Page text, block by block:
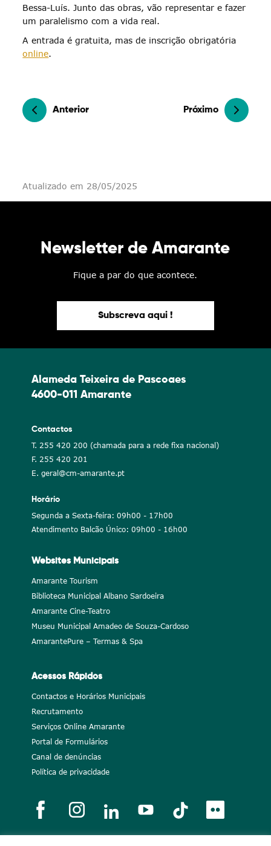
Bessa-Luís. Junto das obras, vão representar e fazer
um paralelismo com a vida real.
A entrada é gratuita, mas de inscrição obrigatória
online.
Anterior Próximo
Atualizado em 28/05/2025
Newsletter de Amarante
Fique a par do que acontece.
Subscreva aqui !
Alameda Teixeira de Pascoaes
4600-011 Amarante
Contactos
T. 255 420 200 (chamada para a rede fixa nacional)
F. 255 420 201
E. geral@cm-amarante.pt
Horário
Segunda a Sexta-feira: 09h00 - 17h00
Atendimento Balcão Único: 09h00 - 16h00
Websites Municipais
Amarante Tourism
Biblioteca Municipal Albano Sardoeira
Amarante Cine-Teatro
Museu Municipal Amadeo de Souza-Cardoso
AmarantePure – Termas & Spa
Acessos Rápidos
Contactos e Horários Municipais
Recrutamento
Serviços Online Amarante
Portal de Formulários
Canal de denúncias
Política de privacidade